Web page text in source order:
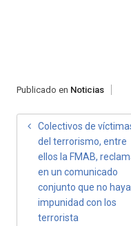
Publicado en Noticias
NAVEGACIÓN
ENTRADAS
Colectivos de
del terrorismo, entre
ellos la FMAB,
en un comunicado
conjunto que no haya
impunidad con los
terrorista